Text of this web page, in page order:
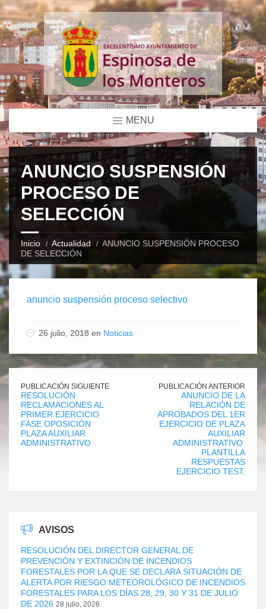
MENU
ANUNCIO SUSPENSIÓN
PROCESO DE
SELECCIÓN
Inicio Actualidad
ANUNCIO SUSPENSIÓN PROCESO
DE SELECCIÓN
anuncio suspensión proceso selectivo
26 julio, 2018 en Noticias
PUBLICACIÓN SIGUIENTE
RESOLUCIÓN
RECLAMACIONES AL
PRIMER EJERCICIO
FASE OPOSICIÓN
PLAZA AUXILIAR
ADMINISTRATIVO
PUBLICACIÓN ANTERIOR
ANUNCIO DE LA
RELACIÓN DE
APROBADOS DEL 1ER
EJERCICIO DE PLAZA
AUXILIAR
ADMINISTRATIVO.
PLANTILLA
RESPUESTAS
EJERCICIO TEST.
AVISOS
RESOLUCIÓN DEL DIRECTOR GENERAL DE
PREVENCIÓN Y EXTINCIÓN DE INCENDIOS
FORESTALES POR LA QUE SE DECLARA SITUACIÓN DE
ALERTA POR RIESGO METEOROLÓGICO DE INCENDIOS
FORESTALES PARA LOS DÍAS 28, 29, 30 Y 31 DE JULIO
DE 2026 28 julio, 2026